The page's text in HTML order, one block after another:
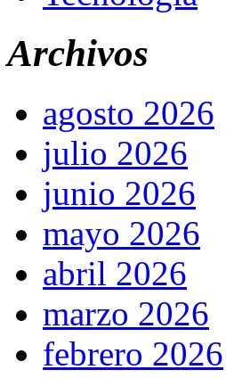
Archivos
agosto 2026
julio 2026
junio 2026
mayo 2026
abril 2026
marzo 2026
febrero 2026